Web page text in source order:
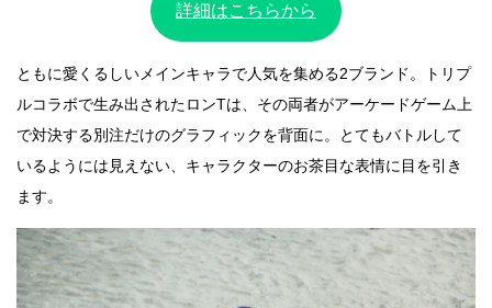
詳細はこちらから
ともに愛くるしいメインキャラで人気を集める2ブランド。トリプ
ルコラボで生み出されたロンTは、その両者がアーケードゲーム上
で対決する別注だけのグラフィックを背面に。とてもバトルして
いるようには見えない、キャラクターのお茶目な表情に目を引き
ます。